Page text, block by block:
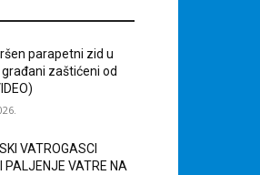
parapetni zid u
zaštićeni od
VATROGASCI
PALJENJE VATRE NA